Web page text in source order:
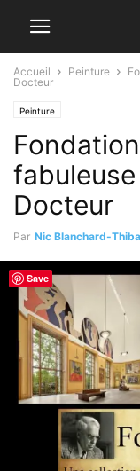
Accueil Peinture
Docteur
Peinture
Docteur
Par Nic Blanchard-
Save